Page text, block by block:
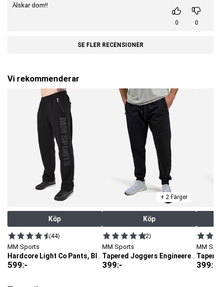
Älskar dom!!
0 0
SE FLER RECENSIONER
Vi rekommenderar
Köp
(44)
MM Sports
Hardcore Light Co Pants, Black
599:-
+ 2 Färger
Köp
(2)
MM Sports
Tapered Joggers Engineered, Black
399:-
MM
399:-